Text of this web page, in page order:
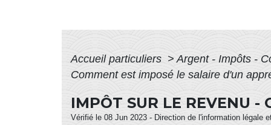
Accueil particuliers > Argent - Impôts -
Comment est imposé le salaire d'un
IMPÔT SUR LE REVENU -
Vérifié le 08 Jun 2023 - Direction de l'information légale